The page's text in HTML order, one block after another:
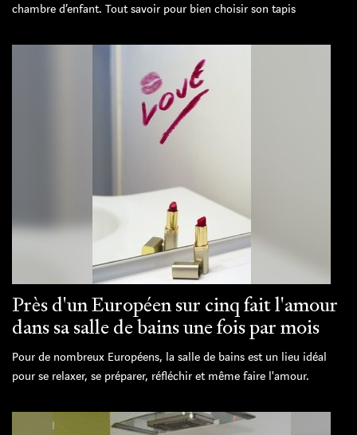
chambre d’enfant. Tout savoir pour bien choisir son tapis
Près d'un Européen sur cinq fait l'amour
dans sa salle de bains une fois par mois
Pour de nombreux Européens, la salle de bains est un lieu idéal
pour se relaxer, se préparer, réfléchir et même faire l'amour.